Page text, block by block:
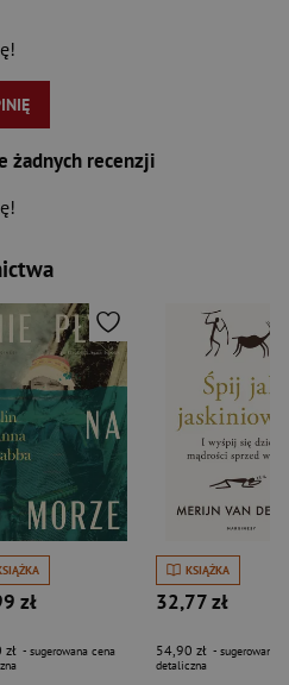
żadnych recenzji
zł
- sugerowana cena
KSIĄŻKA
32,77 zł
54,90 zł - sugerowana
detaliczna